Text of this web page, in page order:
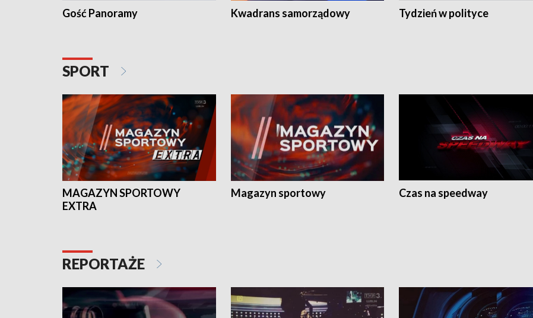
Gość Panoramy Kwadrans samorządowy Tydzień w polityce
SPORT
MAGAZYN SPORTOWY
EXTRA
Magazyn sportowy Czas na speedway
REPORTAŻE